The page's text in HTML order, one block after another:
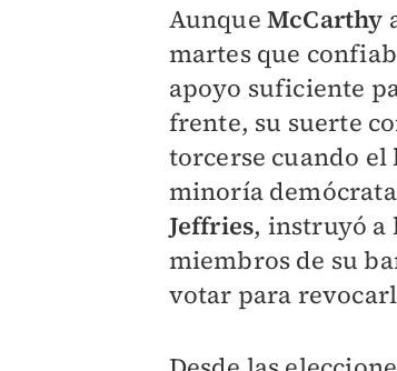
Aunque McCarthy
martes que
apoyo suficiente
frente, su suerte
torcerse cuando
minoría
Jeffries, instruyó a
miembros de su
votar para